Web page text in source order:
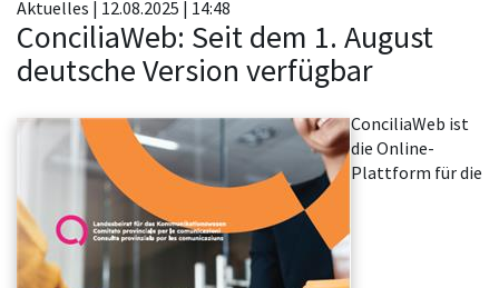
Aktuelles | 12.08.2025 | 14:48
ConciliaWeb: Seit dem 1. August
deutsche Version verfügbar
ConciliaWeb ist
die Online-
Plattform für die